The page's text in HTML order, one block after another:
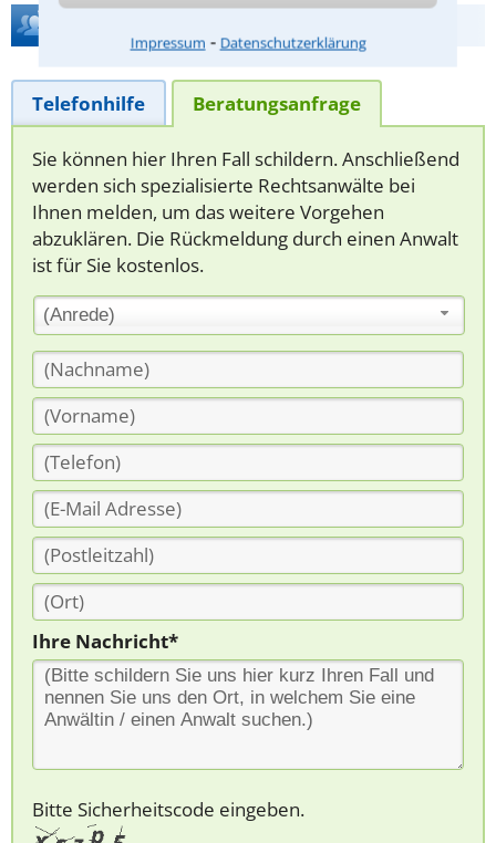
Impressum ⁃ Datenschutzerklärung
Telefonhilfe Beratungsanfrage
Sie können hier Ihren Fall schildern. Anschließend
werden sich spezialisierte Rechtsanwälte bei
Ihnen melden, um das weitere Vorgehen
abzuklären. Die Rückmeldung durch einen Anwalt
ist für Sie kostenlos.
(Anrede)
Ihre Nachricht*
Bitte Sicherheitscode eingeben.